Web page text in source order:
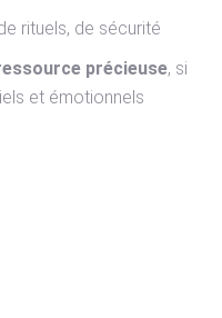
rituels, de sécurité
précieuse, si
et émotionnels